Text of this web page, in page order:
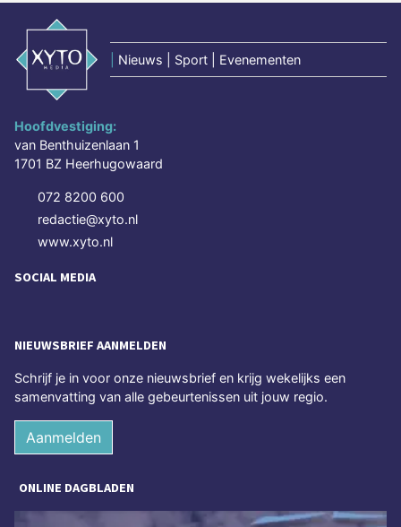
Nieuws | Sport | Evenementen
Hoofdvestiging:
van Benthuizenlaan 1
1701 BZ Heerhugowaard
072 8200 600
redactie@xyto.nl
www.xyto.nl
SOCIAL MEDIA
NIEUWSBRIEF AANMELDEN
Schrijf je in voor onze nieuwsbrief en krijg wekelijks een
samenvatting van alle gebeurtenissen uit jouw regio.
Aanmelden
ONLINE DAGBLADEN